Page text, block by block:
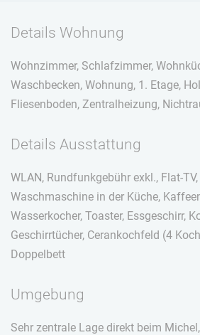
Details Wohnung
Wohnzimmer, Schlafzimmer,
Waschbecken, Wohnung, 1. Etage,
Fliesenboden, Zentralheizung,
Details Ausstattung
WLAN, Rundfunkgebühr exkl., Flat-
Waschmaschine in der Küche,
Wasserkocher, Toaster, Essgeschirr,
Geschirrtücher, Cerankochfeld (4
Doppelbett
Umgebung
Sehr zentrale Lage direkt beim